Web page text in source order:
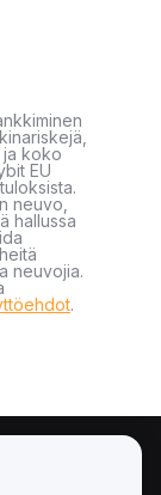
ja koko
EU
neuvo,
hallussa
neuvojia.
.